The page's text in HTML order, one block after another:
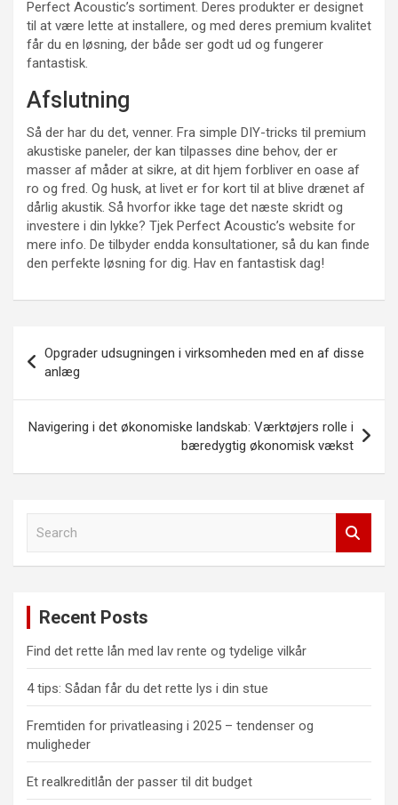
Perfect Acoustic’s sortiment. Deres produkter er designet
til at være lette at installere, og med deres premium kvalitet
får du en løsning, der både ser godt ud og fungerer
fantastisk.
Afslutning
Så der har du det, venner. Fra simple DIY-tricks til premium
akustiske paneler, der kan tilpasses dine behov, der er
masser af måder at sikre, at dit hjem forbliver en oase af
ro og fred. Og husk, at livet er for kort til at blive drænet af
dårlig akustik. Så hvorfor ikke tage det næste skridt og
investere i din lykke? Tjek Perfect Acoustic’s website for
mere info. De tilbyder endda konsultationer, så du kan finde
den perfekte løsning for dig. Hav en fantastisk dag!
Opgrader udsugningen i virksomheden med en af disse
anlæg
Navigering i det økonomiske landskab: Værktøjers rolle i
bæredygtig økonomisk vækst
Recent Posts
Find det rette lån med lav rente og tydelige vilkår
4 tips: Sådan får du det rette lys i din stue
Fremtiden for privatleasing i 2025 – tendenser og
muligheder
Et realkreditlån der passer til dit budget